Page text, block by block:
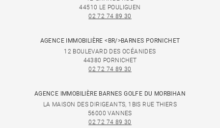
44510 LE POULIGUEN
02 72 74 89 30
AGENCE IMMOBILIÈRE <BR/>BARNES PORNICHET
12 BOULEVARD DES OCÉANIDES
44380 PORNICHET
02 72 74 89 30
AGENCE IMMOBILIÈRE BARNES GOLFE DU MORBIHAN
LA MAISON DES DIRIGEANTS, 1BIS RUE THIERS
56000 VANNES
02 72 74 89 30